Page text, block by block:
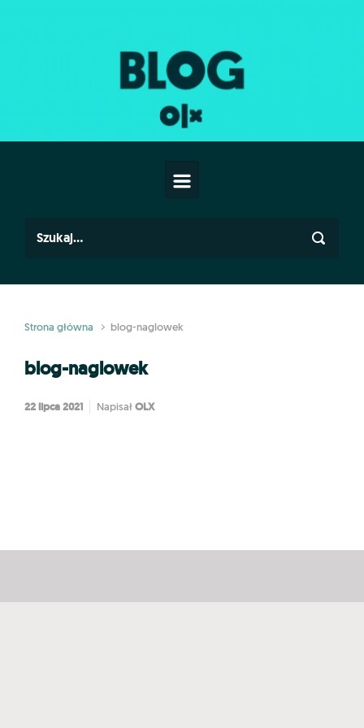
Strona główna blog-naglowek
blog-naglowek
22 lipca 2021 Napisał OLX